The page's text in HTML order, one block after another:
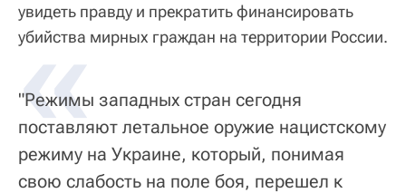
увидеть правду и прекратить финансировать
убийства мирных граждан на территории России.
«
"Режимы западных стран сегодня
поставляют летальное оружие нацистскому
режиму на Украине, который, понимая
свою слабость на поле боя, перешел к